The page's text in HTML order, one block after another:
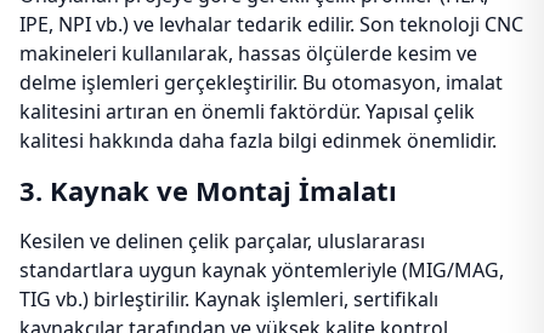
IPE, NPI vb.) ve levhalar tedarik edilir. Son teknoloji CNC
makineleri kullanılarak, hassas ölçülerde kesim ve
delme işlemleri gerçekleştirilir. Bu otomasyon, imalat
kalitesini artıran en önemli faktördür. Yapısal çelik
kalitesi hakkında daha fazla bilgi edinmek önemlidir.
3. Kaynak ve Montaj İmalatı
Kesilen ve delinen çelik parçalar, uluslararası
standartlara uygun kaynak yöntemleriyle (MIG/MAG,
TIG vb.) birleştirilir. Kaynak işlemleri, sertifikalı